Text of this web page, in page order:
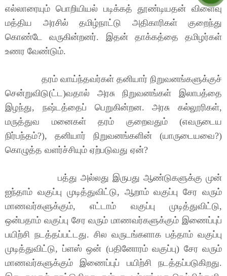
எல்லாரையும் பொறியியல் படிக்கத் தூண்டியதன் விளைவு
மத்திய அரசில் தமிழ்நாட்டு அதிகாரிகள் குறைந்து
கொண்டே வருகின்றனர். இதன் தாக்கத்தை தமிழர்கள்
உணர வேண்டும்.
தரம் வாய்ந்தவர்கள் தனியார் நிறுவனங்களுக்குச்
சென்றுவிடு(ட்ட)வதால் அரசு நிறுவனங்கள் இலாபத்தை
இழந்து, நஷ்டத்தைப் பெறுகின்றன. அரசு கல்லூரிகள்,
மருத்துவ மனைகள் தரம் குறைவதும் (எவருடைய
நிர்பந்தம்?), தனியார் நிறுவனங்களின் (யாருடையவை?)
கொழுத்த வளர்ச்சியும் ஏற்படுவது ஏன்?
பத்து அல்லது இருபது ஆண்டுகளுக்கு முன்
ஐந்தாம் வகுப்பு முடித்துவிட்டு, ஆறாம் வகுப்பு சேர வரும்
மாணவர்களுக்கும், எட்டாம் வகுப்பு முடித்துவிட்டு,
ஒன்பதாம் வகுப்பு சேர வரும் மாணவர்களுக்கும் இணைப்புப்
பயிற்சி நடத்தப்பட்டது. சில வருடங்களாக பத்தாம் வகுப்பு
முடித்துவிட்டு, ப்ளஸ் ஒன் (பதினோரம் வகுப்பு) சேர வரும்
மாணவர்களுக்கும் இணைப்புப் பயிற்சி நடத்தப்படுகிறது.